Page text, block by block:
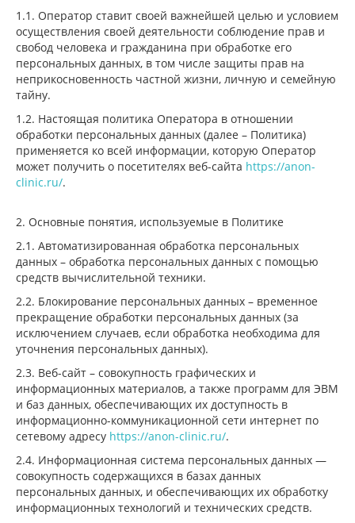
1.1. Оператор ставит своей важнейшей целью и условием
осуществления своей деятельности соблюдение прав и
свобод человека и гражданина при обработке его
персональных данных, в том числе защиты прав на
неприкосновенность частной жизни, личную и семейную
тайну.
1.2. Настоящая политика Оператора в отношении
обработки персональных данных (далее – Политика)
применяется ко всей информации, которую Оператор
может получить о посетителях веб-сайта https://anon-
clinic.ru/.
2. Основные понятия, используемые в Политике
2.1. Автоматизированная обработка персональных
данных – обработка персональных данных с помощью
средств вычислительной техники.
2.2. Блокирование персональных данных – временное
прекращение обработки персональных данных (за
исключением случаев, если обработка необходима для
уточнения персональных данных).
2.3. Веб-сайт – совокупность графических и
информационных материалов, а также программ для ЭВМ
и баз данных, обеспечивающих их доступность в
информационно-коммуникационной сети интернет по
сетевому адресу https://anon-clinic.ru/.
2.4. Информационная система персональных данных —
совокупность содержащихся в базах данных
персональных данных, и обеспечивающих их обработку
информационных технологий и технических средств.